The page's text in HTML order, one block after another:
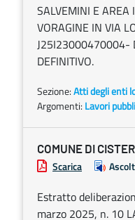
SALVEMINI E AREA
VORAGINE IN VIA
J25I23000470004-
DEFINITIVO.
Sezione:Atti degli enti
Argomenti: Lavori
COMUNE DI
Scarica
Estratto
marzo 2025, n. 10